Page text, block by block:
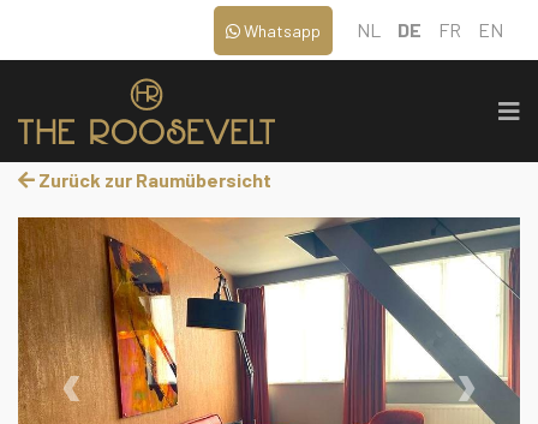
NL DE FR EN
Whatsapp
Zurück zur Raumübersicht
‹ ›